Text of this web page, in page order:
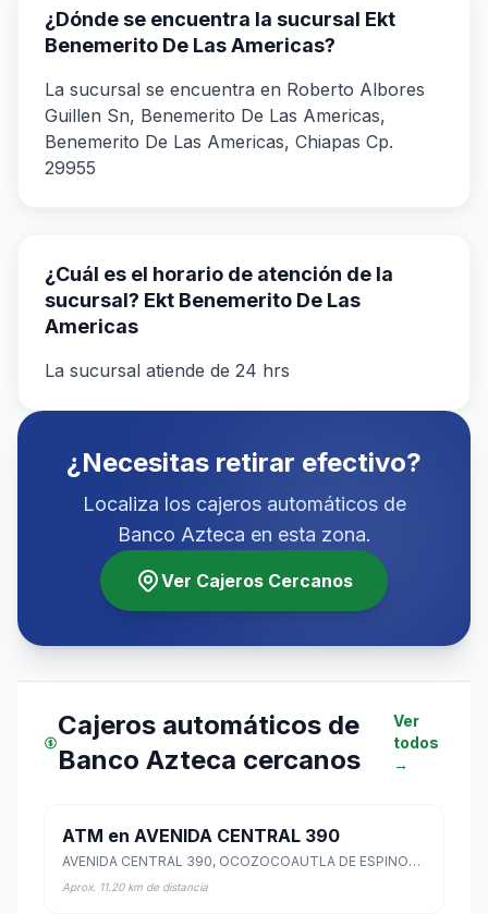
¿Dónde se encuentra la sucursal Ekt
Benemerito De Las Americas?
La sucursal se encuentra en Roberto Albores
Guillen Sn, Benemerito De Las Americas,
Benemerito De Las Americas, Chiapas Cp.
29955
¿Cuál es el horario de atención de la
sucursal? Ekt Benemerito De Las
Americas
La sucursal atiende de 24 hrs
¿Necesitas retirar efectivo?
Localiza los cajeros automáticos de
Banco Azteca en esta zona.
Ver Cajeros Cercanos
Cajeros automáticos de
Banco Azteca cercanos
Ver
todos
→
ATM en AVENIDA CENTRAL 390
AVENIDA CENTRAL 390, OCOZOCOAUTLA DE ESPINOSA CENTRO, Ocozocoautla de Espinosa, Chiapas
Aprox. 11.20 km de distancia